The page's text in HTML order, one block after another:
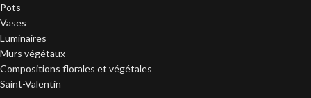
Pots
Vases
Luminaires
Murs végétaux
Compositions florales et végétales
Saint-Valentin